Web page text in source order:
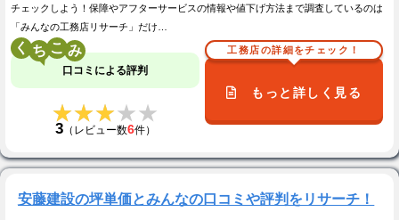
チェックしよう！保障やアフターサービスの情報や値下げ方法まで調査しているのは
「みんなの工務店リサーチ」だけ…
く こ
口コミによる評判
★★★★★
★★★★★
3（レビュー数6件）
工務店の詳細をチェック！
もっと詳しく見る
安藤建設の坪単価とみんなの口コミや評判をリサーチ！